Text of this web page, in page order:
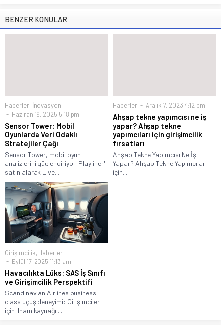
BENZER KONULAR
Haberler, İnovasyon
Haziran 19, 2025 5:18 pm
Sensor Tower: Mobil
Oyunlarda Veri Odaklı
Stratejiler Çağı
Sensor Tower, mobil oyun
analizlerini güçlendiriyor! Playliner'ı
satın alarak Live...
Haberler Aralık 7, 2023 4:12 pm
Ahşap tekne yapımcısı ne iş
yapar? Ahşap tekne
yapımcıları için girişimcilik
fırsatları
Ahşap Tekne Yapımcısı Ne İş
Yapar? Ahşap Tekne Yapımcıları
için...
Girişimcilik, Haberler
Eylül 17, 2025 11:13 am
Havacılıkta Lüks: SAS İş Sınıfı
ve Girişimcilik Perspektifi
Scandinavian Airlines business
class uçuş deneyimi: Girişimciler
için ilham kaynağı!...